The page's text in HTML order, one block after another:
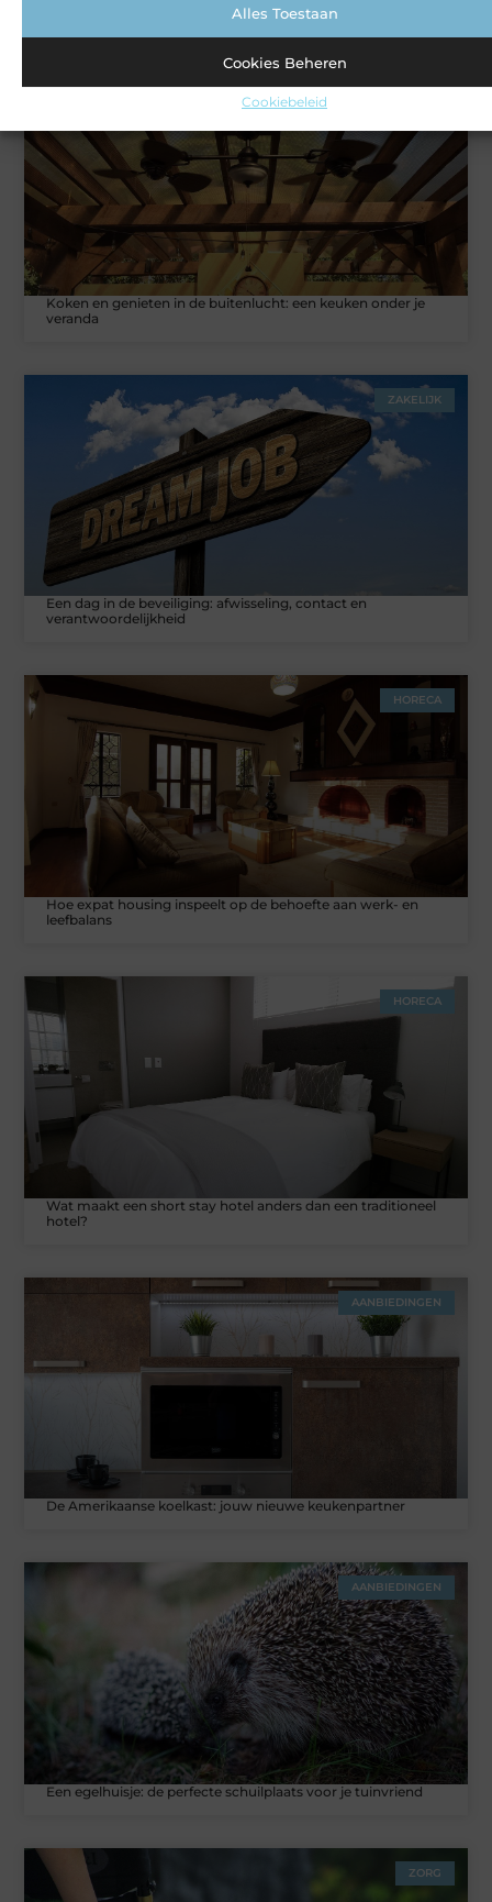
Alles Toestaan
Cookies Beheren
Cookiebeleid
Rust en vertrouwen op elke locatie
Koken en genieten in de buitenlucht: een keuken onder je
veranda
ZAKELIJK
Een dag in de beveiliging: afwisseling, contact en
verantwoordelijkheid
HORECA
Hoe expat housing inspeelt op de behoefte aan werk- en
leefbalans
HORECA
Wat maakt een short stay hotel anders dan een traditioneel
hotel?
AANBIEDINGEN
De Amerikaanse koelkast: jouw nieuwe keukenpartner
AANBIEDINGEN
Een egelhuisje: de perfecte schuilplaats voor je tuinvriend
ZORG